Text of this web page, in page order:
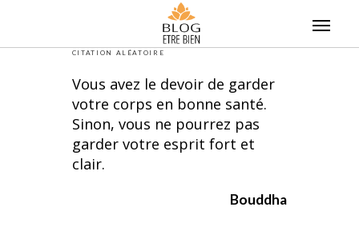
CITATION ALÉATOIRE
Vous avez le devoir de garder
votre corps en bonne santé.
Sinon, vous ne pourrez pas
garder votre esprit fort et
clair.
Bouddha